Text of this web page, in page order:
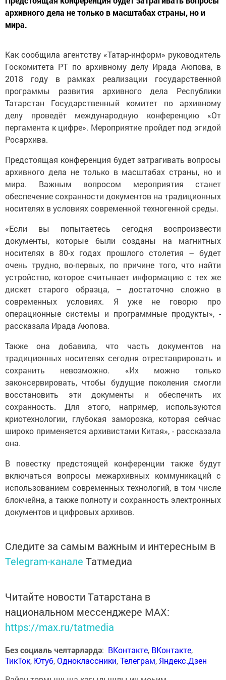
архивного дела не только в масштабах страны, но и
мира.
Как сообщила агентству «Татар-информ» руководитель
Госкомитета РТ по архивному делу Ирада Аюпова, в
2018 году в рамках реализации государственной
программы развития архивного дела Республики
Татарстан Государственный комитет по архивному
делу проведёт международную конференцию «От
пергамента к цифре». Мероприятие пройдет под эгидой
Росархива.
Предстоящая конференция будет затрагивать вопросы
архивного дела не только в масштабах страны, но и
мира. Важным вопросом мероприятия станет
обеспечение сохранности документов на традиционных
носителях в условиях современной техногенной среды.
«Если вы попытаетесь сегодня воспроизвести
документы, которые были созданы на магнитных
носителях в 80-х годах прошлого столетия – будет
очень трудно, во-первых, по причине того, что найти
устройство, которое считывает информацию с тех же
дискет старого образца, – достаточно сложно в
современных условиях. Я уже не говорю про
операционные системы и программные продукты», -
рассказала Ирада Аюпова.
Также она добавила, что часть документов на
традиционных носителях сегодня отреставрировать и
сохранить невозможно. «Их можно только
законсервировать, чтобы будущие поколения смогли
восстановить эти документы и обеспечить их
сохранность. Для этого, например, используются
криотехнологии, глубокая заморозка, которая сейчас
широко применяется архивистами Китая», - рассказала
она.
В повестку предстоящей конференции также будут
включаться вопросы межархивных коммуникаций с
использованием современных технологий, в том числе
блокчейна, а также полноту и сохранность электронных
документов и цифровых архивов.
Следите за самым важным и интересным в
Telegram-канале Татмедиа
Читайте новости Татарстана в
национальном мессенджере MАХ:
https://max.ru/tatmedia
Без социаль челтәрләрдә: ВКонтакте, ВКонтакте,
ТикТок, Ютуб,Одноклассники,Телеграм, Яндекс.Дзен